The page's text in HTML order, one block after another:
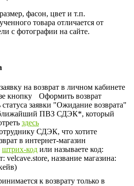
фасон, цвет и т.п.
товара отличается от
с фотографии на сайте.
на возврат в личном кабинете
кнопку
Оформить возврат
заявки "Ожидание возврата"
ПВЗ СДЭК*, который
здесь
СДЭК, что хотите
в интернет-магазин
штрих-код или называете код:
velcave.store, название магазина:
к возврату только в